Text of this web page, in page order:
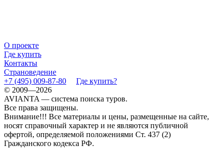
О проекте
Где купить
Контакты
Страноведение
+7 (495) 009-87-80
Где купить?
© 2009—2026
AVIANTA — система поиска туров.
Все права защищены.
Внимание!!! Все материалы и цены, размещенные на сайте,
носят справочный характер и не являются публичной
офертой, определяемой положениями Ст. 437 (2)
Гражданского кодекса РФ.